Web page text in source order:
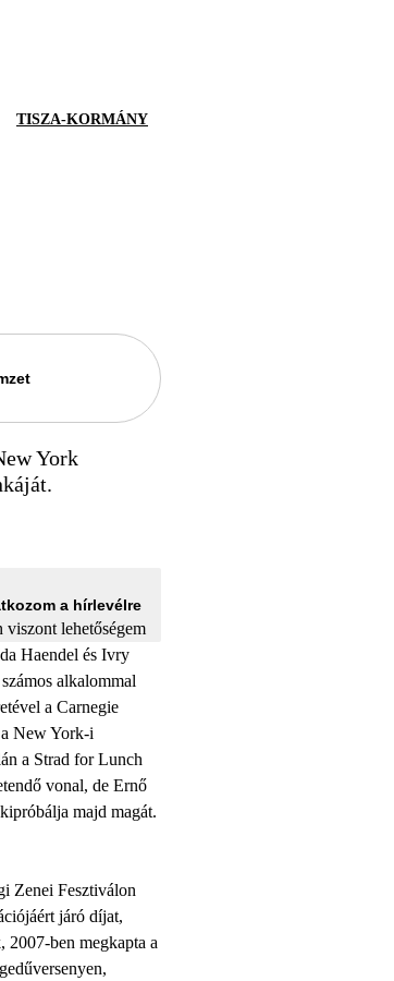
TISZA-KORMÁNY
York
a hírlevélre
lehetőségem
Haendel és Ivry
alkalommal
a Carnegie
New York-i
a Strad for Lunch
vonal, de Ernő
majd magát.
Zenei Fesztiválon
járó díjat,
2007-ben megkapta a